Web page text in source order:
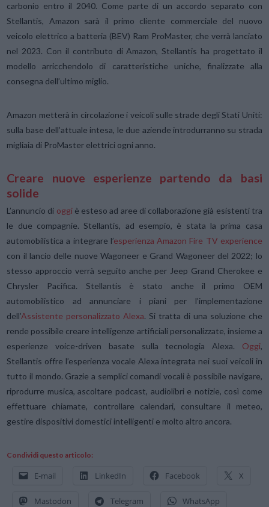
carbonio entro il 2040. Come parte di un accordo separato con
Stellantis, Amazon sarà il primo cliente commerciale del nuovo
veicolo elettrico a batteria (BEV) Ram ProMaster, che verrà lanciato
nel 2023. Con il contributo di Amazon, Stellantis ha progettato il
modello arricchendolo di caratteristiche uniche, finalizzate alla
consegna dell’ultimo miglio.
Amazon metterà in circolazione i veicoli sulle strade degli Stati Uniti:
sulla base dell’attuale intesa, le due aziende introdurranno su strada
migliaia di ProMaster elettrici ogni anno.
Creare nuove esperienze partendo da basi
solide
L’annuncio di oggiè esteso ad aree di collaborazione già esistenti tra
le due compagnie. Stellantis, ad esempio, è stata la prima casa
automobilistica a integrare l’esperienza Amazon Fire TV experience
con il lancio delle nuove Wagoneer e Grand Wagoneer del 2022; lo
stesso approccio verrà seguito anche per Jeep Grand Cherokee e
Chrysler Pacifica. Stellantis è stato anche il primo OEM
automobilistico ad annunciare i piani per l’implementazione
dell’Assistente personalizzato Alexa. Si tratta di una soluzione che
rende possibile creare intelligenze artificiali personalizzate, insieme a
esperienze voice-driven basate sulla tecnologia Alexa. Oggi,
Stellantis offre l’esperienza vocale Alexa integrata nei suoi veicoli in
tutto il mondo. Grazie a semplici comandi vocali è possibile navigare,
riprodurre musica, ascoltare podcast, audiolibri e notizie, così come
effettuare chiamate, controllare calendari, consultare il meteo,
gestire dispositivi domestici intelligenti e molto altro ancora.
Condividi questo articolo:
E-mail LinkedIn Facebook X
Mastodon Telegram WhatsApp